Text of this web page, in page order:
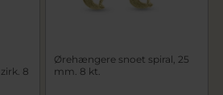
8
Ørehængere snoet spiral, 25
mm. 8 kt.